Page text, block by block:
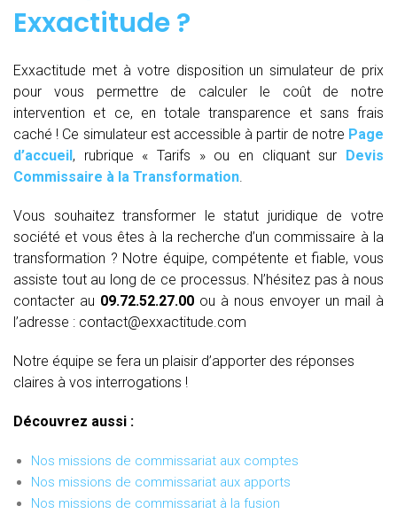
Exxactitude ?
Exxactitude met à votre disposition un simulateur de prix
pour vous permettre de calculer le coût de notre
intervention et ce, en totale transparence et sans frais
caché ! Ce simulateur est accessible à partir de notre Page
d’accueil, rubrique « Tarifs » ou en cliquant sur Devis
Commissaire à la Transformation.
Vous souhaitez transformer le statut juridique de votre
société et vous êtes à la recherche d’un commissaire à la
transformation ? Notre équipe, compétente et fiable, vous
assiste tout au long de ce processus. N’hésitez pas à nous
contacter au 09.72.52.27.00 ou à nous envoyer un mail à
l’adresse : contact@exxactitude.com
Notre équipe se fera un plaisir d’apporter des réponses
claires à vos interrogations !
Découvrez aussi :
Nos missions de commissariat aux comptes
Nos missions de commissariat aux apports
Nos missions de commissariat à la fusion